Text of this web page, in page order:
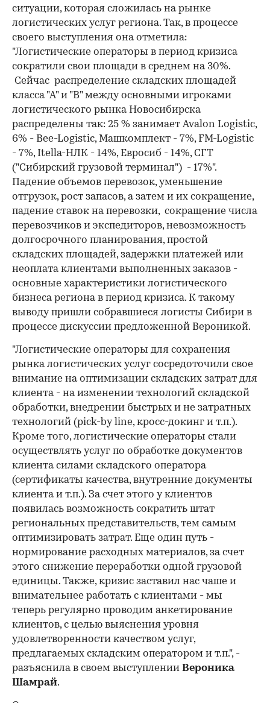
ситуации, которая сложилась на рынке
логистических услуг региона. Так, в процессе
своего выступления она отметила:
"Логистические операторы в период кризиса
сократили свои площади в среднем на 30%.
Сейчас распределение складских площадей
класса "А" и "В" между основными игроками
логистического рынка Новосибирска
распределены так: 25 % занимает Avalon Logistic,
6% - Bee-Logistic, Машкомплект - 7%, FM-Logistic
- 7%, Itella-НЛК - 14%, Евросиб - 14%, СГТ
("Сибирский грузовой терминал") - 17%".
Падение объемов перевозок, уменьшение
отгрузок, рост запасов, а затем и их сокращение,
падение ставок на перевозки, сокращение числа
перевозчиков и экспедиторов, невозможность
долгосрочного планирования, простой
складских площадей, задержки платежей или
неоплата клиентами выполненных заказов -
основные характеристики логистического
бизнеса региона в период кризиса. К такому
выводу пришли собравшиеся логисты Сибири в
процессе дискуссии предложенной Вероникой.
"Логистические операторы для сохранения
рынка логистических услуг сосредоточили свое
внимание на оптимизации складских затрат для
клиента - на изменении технологий складской
обработки, внедрении быстрых и не затратных
технологий (pick-by line, кросс-докинг и т.п.).
Кроме того, логистические операторы стали
осуществлять услуг по обработке документов
клиента силами складского оператора
(сертификаты качества, внутренние документы
клиента и т.п.). За счет этого у клиентов
появилась возможность сократить штат
региональных представительств, тем самым
оптимизировать затрат. Еще один путь -
нормирование расходных материалов, за счет
этого снижение переработки одной грузовой
единицы. Также, кризис заставил нас чаше и
внимательнее работать с клиентами - мы
теперь регулярно проводим анкетирование
клиентов, с целью выяснения уровня
удовлетворенности качеством услуг,
предлагаемых складским оператором и т.п.", -
разъяснила в своем выступлении Вероника
Шамрай.